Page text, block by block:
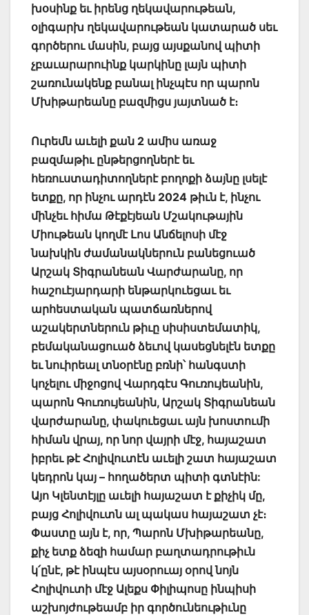
խօսինք եւ իրենց ղեկավարութեան,
օլիգարխ ղեկավարութեան կատարած սեւ
գործերու մասին, բայց այսքանով պիտի
չբաւարարուինք կարկինը լայն պիտի
շառունակենք բանալ ինչպէս որ պարոն
Մխիթարեանը բազմիցս յայտնած է։
Ուրեմն աւելի քան 2 ամիս առաջ
բազմաթիւ ընթերցողներէ եւ
հեռուստադիտողներէ բողոքի ձայնը լսելէ
ետքը, որ ինչու արդէն 2024 թիւն է, ինչու
մինչեւ հիմա Թէքէյեան Մշակութային
Միութեան կողմէ Լոս Անճելոսի մէջ
նախկին ժամանակներուն բանեցուած
Արշակ Տիգրանեան Վարժարանը, որ
հաշուէյարդարի ենթարկուեցաւ եւ
արհեստական պատճառներով
աշակերտներուն թիւը սիսիստեմատիկ,
բեմականացուած ձեւով կասեցնելէն ետքը
եւ նուիրեալ տնօրէնը բռնի՝ հանգստի
կոչելու միջոցով Վարդգէս Գուռույեանին,
պարոն Գուռույեանին, Արշակ Տիգրանեան
վարժարանը, փակուեցաւ այն խոստումի
հիման վրայ, որ նոր վայրի մէջ, հայաշատ
իբրեւ թէ Հոլիվուտէն աւելի շատ հայաշատ
կեդրոն կայ – հողածերտ պիտի գտնէին:
Այո Կլենտէյլը աւելի հայաշատ է քիչիկ մը,
բայց Հոլիվուտն ալ պակաս հայաշատ չէ։
Փաստը այն է, որ, Պարոն Մխիթարեանը,
քիչ ետք ձեզի համար բաղտադրութիւն
կ՛ընէ, թէ ինպէս այսօրուայ օրով նոյն
Հոլիվուտի մէջ Ալեքս Փիլիպոսը ինպիսի
աշխոյժութեամբ իր գործունեութիւնը